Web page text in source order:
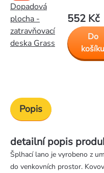
Dopadová
plocha -
zatravňovací
deska Grass
552 Kč
Do
košíku
Popis
detailní popis
Šplhací lano je vyrobeno z
do venkovních prostor.